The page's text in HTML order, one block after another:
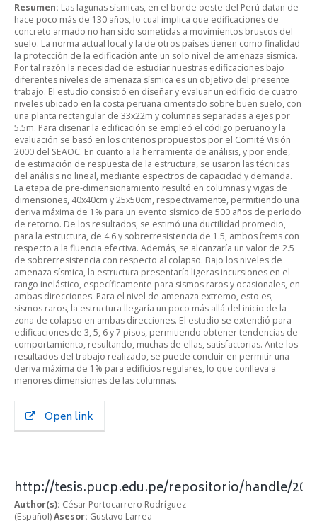
Resumen: Las lagunas sísmicas, en el borde oeste del Perú datan de
hace poco más de 130 años, lo cual implica que edificaciones de
concreto armado no han sido sometidas a movimientos bruscos del
suelo. La norma actual local y la de otros países tienen como finalidad
la protección de la edificación ante un solo nivel de amenaza sísmica.
Por tal razón la necesidad de estudiar nuestras edificaciones bajo
diferentes niveles de amenaza sísmica es un objetivo del presente
trabajo. El estudio consistió en diseñar y evaluar un edificio de cuatro
niveles ubicado en la costa peruana cimentado sobre buen suelo, con
una planta rectangular de 33x22m y columnas separadas a ejes por
5.5m. Para diseñar la edificación se empleó el código peruano y la
evaluación se basó en los criterios propuestos por el Comité Visión
2000 del SEAOC. En cuanto a la herramienta de análisis, y por ende,
de estimación de respuesta de la estructura, se usaron las técnicas
del análisis no lineal, mediante espectros de capacidad y demanda.
La etapa de pre-dimensionamiento resultó en columnas y vigas de
dimensiones, 40x40cm y 25x50cm, respectivamente, permitiendo una
deriva máxima de 1% para un evento sísmico de 500 años de período
de retorno. De los resultados, se estimó una ductilidad promedio,
para la estructura, de 4.6 y sobrerresistencia de 1.5, ambos ítems con
respecto a la fluencia efectiva. Además, se alcanzaría un valor de 2.5
de sobrerresistencia con respecto al colapso. Bajo los niveles de
amenaza sísmica, la estructura presentaría ligeras incursiones en el
rango inelástico, específicamente para sismos raros y ocasionales, en
ambas direcciones. Para el nivel de amenaza extremo, esto es,
sismos raros, la estructura llegaría un poco más allá del inicio de la
zona de colapso en ambas direcciones. El estudio se extendió para
edificaciones de 3, 5, 6 y 7 pisos, permitiendo obtener tendencias de
comportamiento, resultando, muchas de ellas, satisfactorias. Ante los
resultados del trabajo realizado, se puede concluir en permitir una
deriva máxima de 1% para edificios regulares, lo que conlleva a
menores dimensiones de las columnas.
Open link
http://tesis.pucp.edu.pe/repositorio/handle/
Author(s): César Portocarrero Rodríguez
(Español)Asesor: Gustavo Larrea